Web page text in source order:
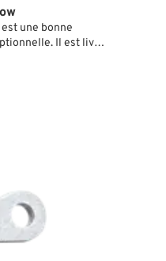
une bonne
Il est livré
quel
une fixation